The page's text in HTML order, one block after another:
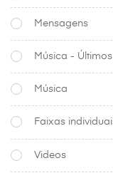
Mensagens
Música -
Música
Faixas
Videos